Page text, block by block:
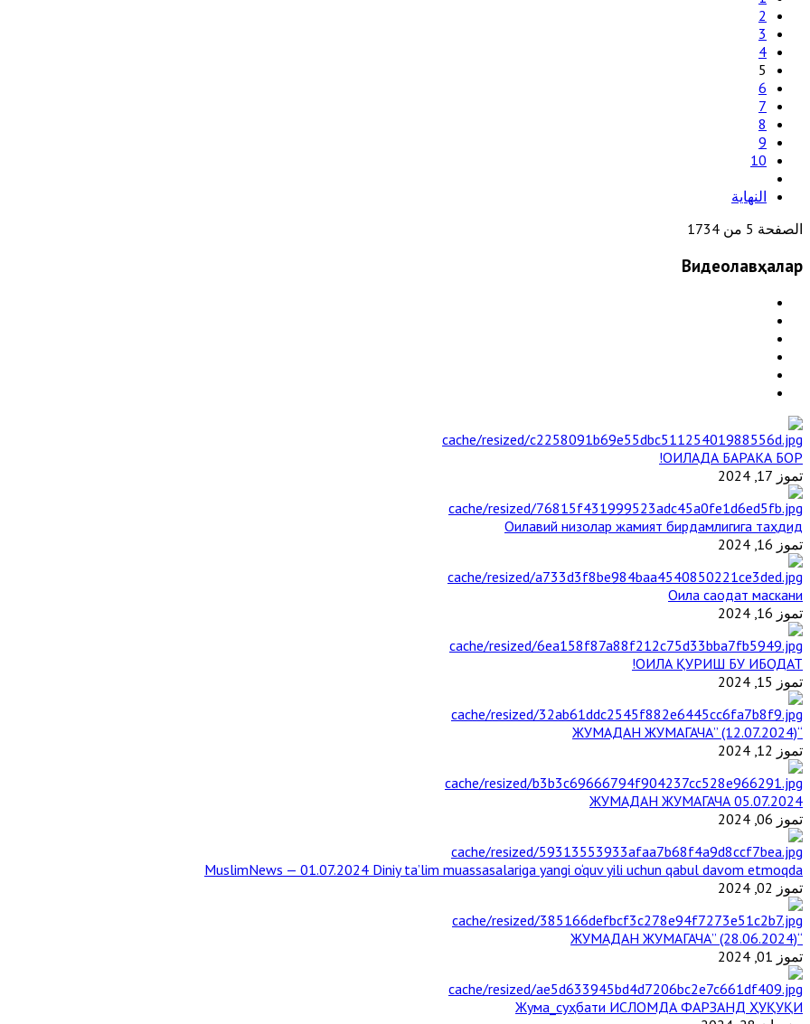
2
3
4
5
6
7
8
9
10
النهاية
الصفحة 5 من 1734
Видеолавҳалар
ОИЛАДА БАРАКА БОР!
تموز 17, 2024
Оилавий низолар жамият бирдамлигига таҳдид
تموز 16, 2024
Оила саодат маскани
تموز 16, 2024
ОИЛА ҚУРИШ БУ ИБОДАТ!
تموز 15, 2024
“ЖУМАДАН ЖУМАГАЧА” (12.07.2024)
تموز 12, 2024
ЖУМАДАН ЖУМАГАЧА 05.07.2024
تموز 06, 2024
MuslimNews — 01.07.2024 Diniy ta’lim muassasalariga yangi o‘quv yili uchun qabul davom etmoqda
تموز 02, 2024
“ЖУМАДАН ЖУМАГАЧА” (28.06.2024)
تموز 01, 2024
Жума_суҳбати ИСЛОМДА ФАРЗАНД ҲУҚУҚИ